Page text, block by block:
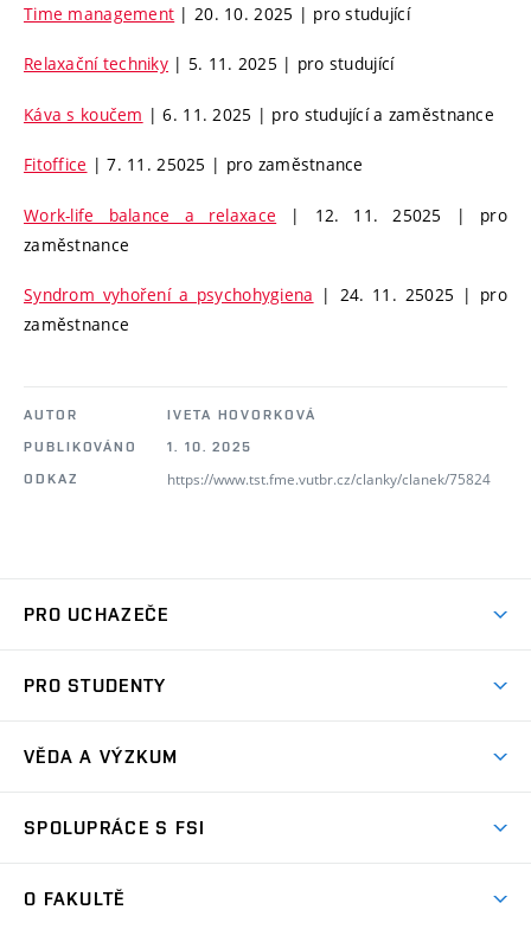
Time management | 20. 10. 2025 | pro studující
Relaxační techniky | 5. 11. 2025 | pro studující
Káva s koučem | 6. 11. 2025 | pro studující a zaměstnance
Fitoffice | 7. 11. 25025 | pro zaměstnance
Work-life balance a relaxace | 12. 11. 25025 | pro
zaměstnance
Syndrom vyhoření a psychohygiena | 24. 11. 25025 | pro
zaměstnance
AUTOR
IVETA HOVORKOVÁ
PUBLIKOVÁNO
1. 10. 2025
ODKAZ
https://www.tst.fme.vutbr.cz/clanky/clanek/75824
PRO UCHAZEČE
Ambasadoři studia
Zápisy
PRO STUDENTY
Studijní předpisy
Pro prváky
VĚDA A VÝZKUM
Oblasti výzkumu
SPOLUPRÁCE S FSI
O FAKULTĚ